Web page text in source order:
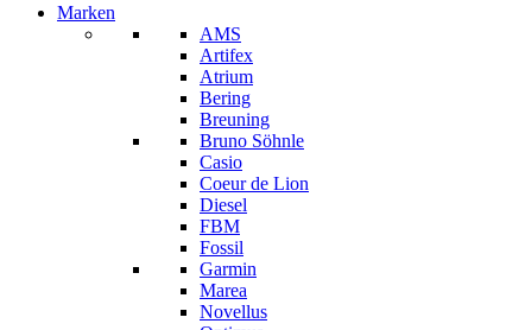
Marken
AMS
Artifex
Atrium
Bering
Breuning
Bruno Söhnle
Casio
Coeur de Lion
Diesel
FBM
Fossil
Garmin
Marea
Novellus